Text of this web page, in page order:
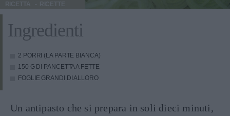
RICETTA
Ingredienti
2 PORRI (LA PARTE BIANCA)
150 G DI PANCETTA A FETTE
FOGLIE GRANDI DI ALLORO
Un antipasto che si prepara in soli dieci minuti,